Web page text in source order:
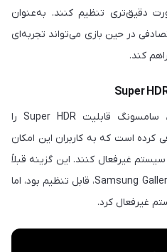
دقیق‌تری تنظیم کنند. به‌عنوان
در حین بازی می‌تواند تجربه‌ای
کند.
در میان قابلیت‌های One UI 7، سامسونگ قابلیت Super HDR را
است که به کاربران این امکان
غیرفعال کنند. این گزینه قبلاً
فقط در برخی اپلیکیشن‌ها، مانند Samsung Gallery، قابل تنظیم بود، اما
غیرفعال کرد.